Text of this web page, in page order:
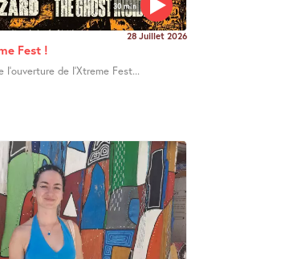
30 min
28 Juillet 2026
Fest !
de l’Xtreme Fest...